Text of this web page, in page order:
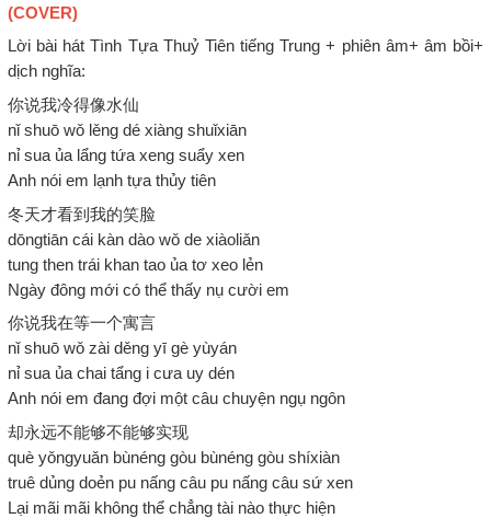
(COVER)
Lời bài hát Tình Tựa Thuỷ Tiên tiếng Trung + phiên âm+ âm bồi+
dịch nghĩa:
你说我冷得像水仙
nǐ shuō wǒ lěng dé xiàng shuǐxiān
nỉ sua ủa lẩng tứa xeng suẩy xen
Anh nói em lạnh tựa thủy tiên
冬天才看到我的笑脸
dōngtiān cái kàn dào wǒ de xiàoliǎn
tung then trái khan tao ủa tơ xeo lẻn
Ngày đông mới có thể thấy nụ cười em
你说我在等一个寓言
nǐ shuō wǒ zài děng yī gè yùyán
nỉ sua ủa chai tẩng i cưa uy dén
Anh nói em đang đợi một câu chuyện ngụ ngôn
却永远不能够不能够实现
què yǒngyuǎn bùnéng gòu bùnéng gòu shíxiàn
truê dủng doẻn pu nấng câu pu nấng câu sứ xen
Lại mãi mãi không thể chẳng tài nào thực hiện